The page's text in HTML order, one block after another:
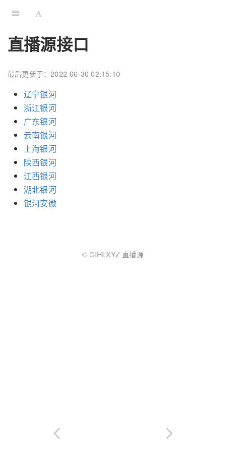
直播源接口
最后更新于：2022-06-30 02:15:10
辽宁银河
浙江银河
广东银河
云南银河
上海银河
陕西银河
江西银河
湖北银河
银河安徽
© CIHI.XYZ 直播源